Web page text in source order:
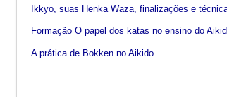
Ikkyo, suas Henka Waza, finalizações e
Formação O papel dos katas no ensino do
A prática de Bokken no Aikido